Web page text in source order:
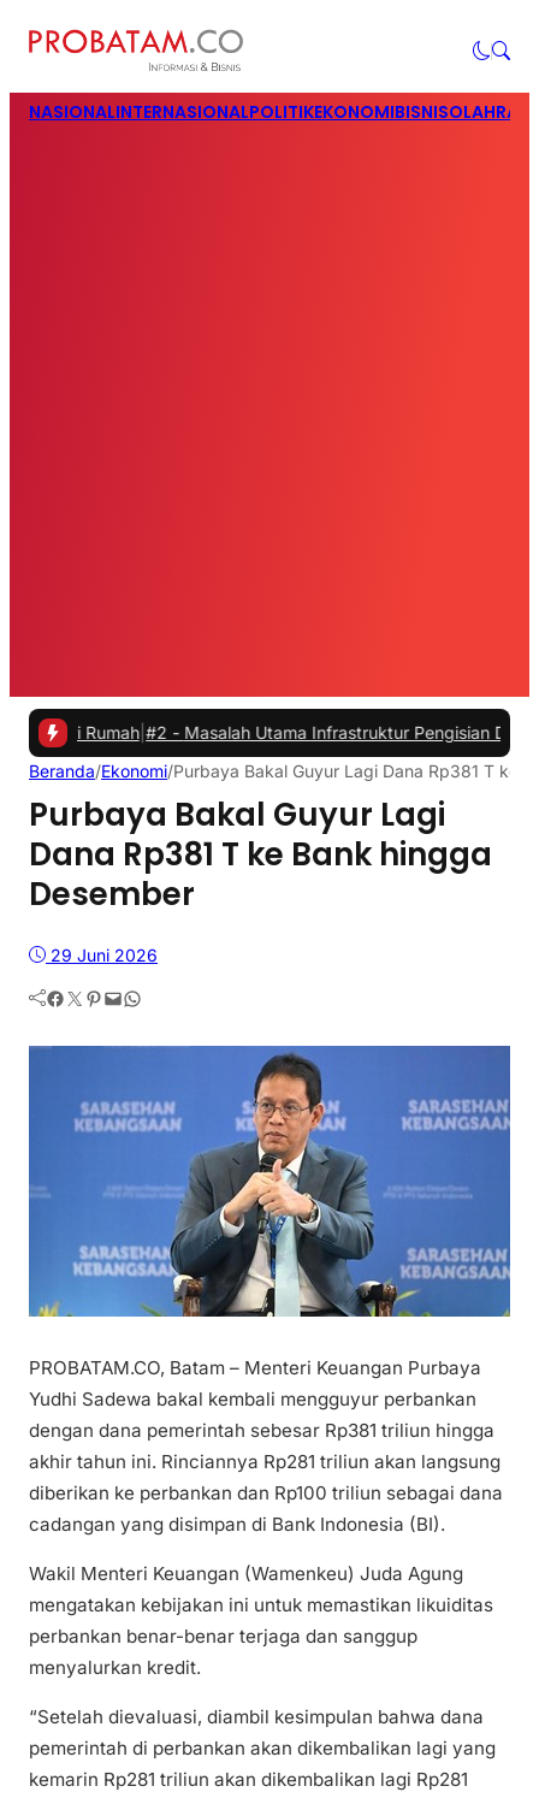
NASIONALINTERNASIONALPOLITIKEKONOMIBISNIS
| #2 -Masalah Utama Infrastruktur Pengisian Daya untuk
Beranda/Ekonomi/Purbaya Bakal Guyur Lagi Dana Rp381 T ke
Purbaya Bakal Guyur Lagi
Dana Rp381 T ke Bank hingga
Desember
29 Juni 2026
Facebook Twitter Pinterest Mail WhatsApp
PROBATAM.CO, Batam – Menteri Keuangan Purbaya
Yudhi Sadewa bakal kembali mengguyur perbankan
dengan dana pemerintah sebesar Rp381 triliun hingga
akhir tahun ini. Rinciannya Rp281 triliun akan langsung
diberikan ke perbankan dan Rp100 triliun sebagai dana
cadangan yang disimpan di Bank Indonesia (BI).
Wakil Menteri Keuangan (Wamenkeu) Juda Agung
mengatakan kebijakan ini untuk memastikan likuiditas
perbankan benar-benar terjaga dan sanggup
menyalurkan kredit.
“Setelah dievaluasi, diambil kesimpulan bahwa dana
pemerintah di perbankan akan dikembalikan lagi yang
kemarin Rp281 triliun akan dikembalikan lagi Rp281